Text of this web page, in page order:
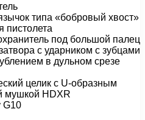
типа «бобровый хвост»
пистолета
под большой палец
с ударником с зубцами
в дульном срезе
целик с U-образным
мушкой HDXR
G10